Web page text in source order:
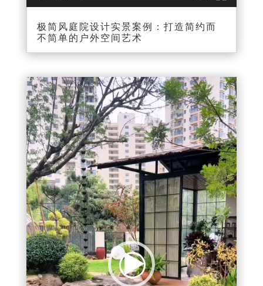
极简风庭院设计实景案例：打造简约而
不简单的户外空间艺术
视
频
播
放
器